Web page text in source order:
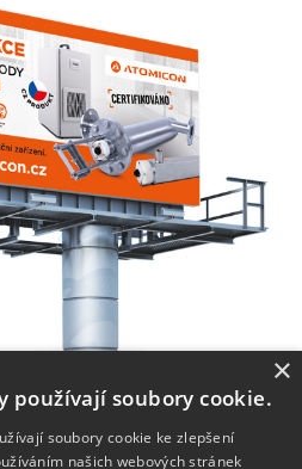
×
používají soubory cookie.
soubory cookie ke zlepšení
našich webových stránek